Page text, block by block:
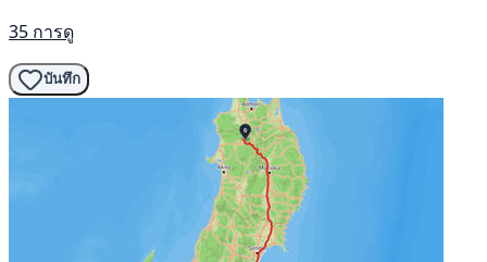
35 การดู
บันทึก